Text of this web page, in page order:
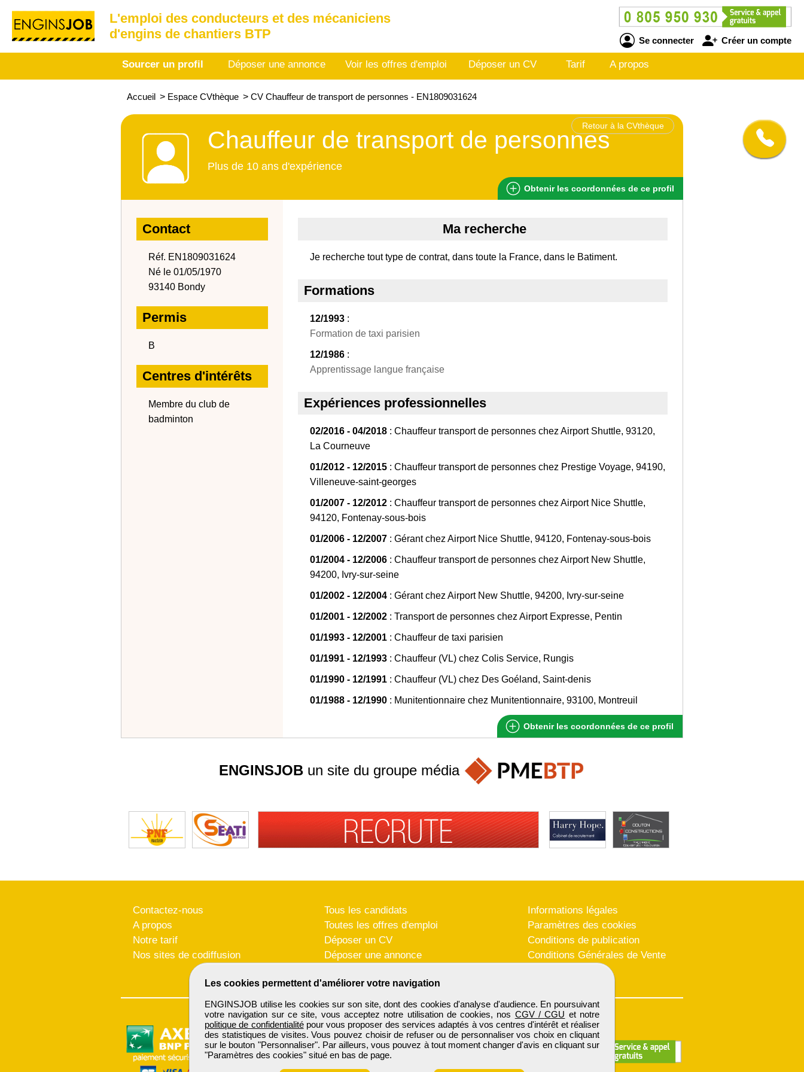
L'emploi des conducteurs et des mécaniciens
d'engins de chantiers BTP
Se connecter Créer un compte
Sourcer un profil Déposer une annonce Voir les offres d'emploi Déposer un CV Tarif A propos
Accueil > Espace CVthèque > CV Chauffeur de transport de personnes - EN1809031624
Retour à la CVthèque
Chauffeur de transport de personnes
Plus de 10 ans d'expérience
Obtenir les coordonnées de ce profil
Contact
Réf. EN1809031624
Né le 01/05/1970
93140 Bondy
Permis
B
Centres d'intérêts
Membre du club de
badminton
Ma recherche
Je recherche tout type de contrat, dans toute la France, dans le Batiment.
Formations
12/1993 :
Formation de taxi parisien
12/1986 :
Apprentissage langue française
Expériences professionnelles
02/2016 - 04/2018 : Chauffeur transport de personnes chez Airport Shuttle, 93120,
La Courneuve
01/2012 - 12/2015 : Chauffeur transport de personnes chez Prestige Voyage, 94190,
Villeneuve-saint-georges
01/2007 - 12/2012 : Chauffeur transport de personnes chez Airport Nice Shuttle,
94120, Fontenay-sous-bois
01/2006 - 12/2007 : Gérant chez Airport Nice Shuttle, 94120, Fontenay-sous-bois
01/2004 - 12/2006 : Chauffeur transport de personnes chez Airport New Shuttle,
94200, Ivry-sur-seine
01/2002 - 12/2004 : Gérant chez Airport New Shuttle, 94200, Ivry-sur-seine
01/2001 - 12/2002 : Transport de personnes chez Airport Expresse, Pentin
01/1993 - 12/2001 : Chauffeur de taxi parisien
01/1991 - 12/1993 : Chauffeur (VL) chez Colis Service, Rungis
01/1990 - 12/1991 : Chauffeur (VL) chez Des Goéland, Saint-denis
01/1988 - 12/1990 : Munitentionnaire chez Munitentionnaire, 93100, Montreuil
Obtenir les coordonnées de ce profil
Les cookies permettent d'améliorer votre navigation
ENGINSJOB utilise les cookies sur son site, dont des cookies d'analyse d'audience. En poursuivant
votre navigation sur ce site, vous acceptez notre utilisation de cookies, nos CGV / CGU et notre
politique de confidentialitépour vous proposer des services adaptés à vos centres d'intérêt et réaliser
des statistiques de visites. Vous pouvez choisir de refuser ou de personnaliser vos choix en cliquant
sur le bouton "Personnaliser". Par ailleurs, vous pouvez à tout moment changer d'avis en cliquant sur
"Paramètres des cookies" situé en bas de page.
ENGINSJOB un site du groupe média
Contactez-nous
A propos
Notre tarif
Nos sites de codiffusion
Tous les candidats
Toutes les offres d'emploi
Déposer un CV
Déposer une annonce
Informations légales
Paramètres des cookies
Conditions de publication
Conditions Générales de Vente